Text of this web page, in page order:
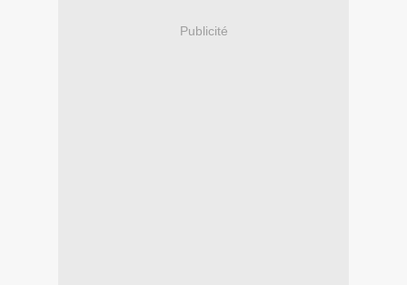
Publicité